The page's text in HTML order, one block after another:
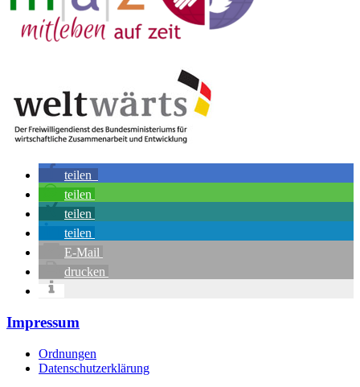
teilen
teilen
teilen
teilen
E-Mail
drucken
Impressum
Ordnungen
Datenschutzerklärung